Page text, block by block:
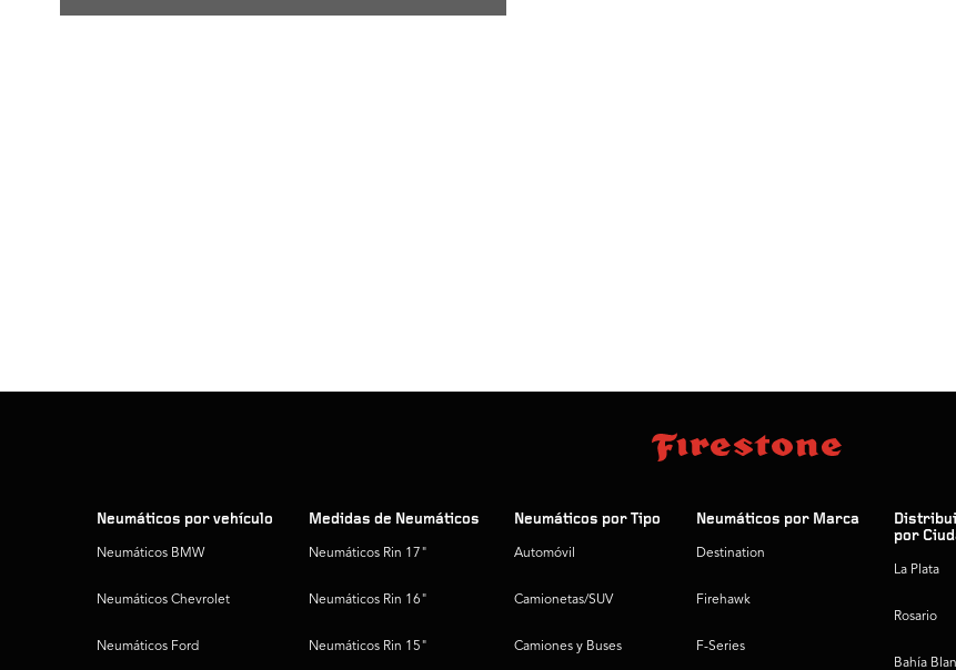
Neumáticos por vehículo
Neumáticos BMW
Neumáticos Chevrolet
Neumáticos Ford
Medidas de Neumáticos
Neumáticos Rin 17"
Neumáticos Rin 16"
Neumáticos Rin 15"
Neumáticos por Tipo
Automóvil
Camionetas/SUV
Camiones y Buses
Neumáticos por Marca
Destination
Firehawk
F-Series
por
La Plata
Rosario
Bahía